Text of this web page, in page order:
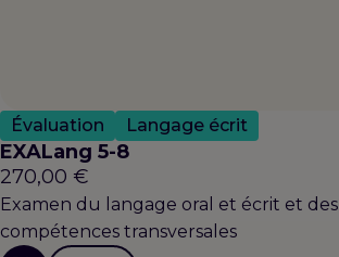
Évaluation Langage écrit
EXALang 5-8
270,00 €
Examen du langage oral et écrit et des
compétences transversales